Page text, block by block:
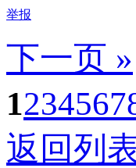
举报
下一页 »
1234567
返回列